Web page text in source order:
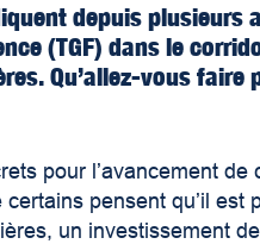
depuis plusieurs
(TGF) dans le
Qu’allez-vous faire
pour l’avancement de
pensent qu’il est
un investissement